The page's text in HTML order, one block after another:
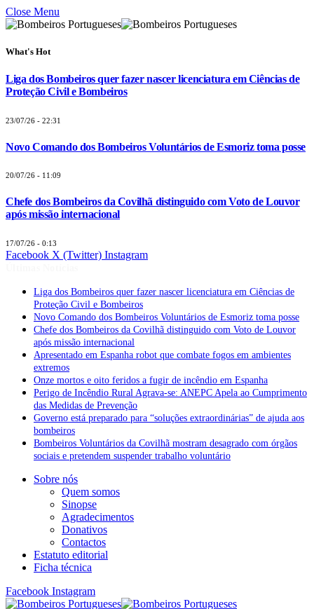
Close Menu
What's Hot
Liga dos Bombeiros quer fazer nascer licenciatura em Ciências de
Proteção Civil e Bombeiros
23/07/26 - 22:31
Novo Comando dos Bombeiros Voluntários de Esmoriz toma posse
20/07/26 - 11:09
Chefe dos Bombeiros da Covilhã distinguido com Voto de Louvor
após missão internacional
17/07/26 - 0:13
Facebook X (Twitter) Instagram
Liga dos Bombeiros quer fazer nascer licenciatura em Ciências de
Proteção Civil e Bombeiros
Novo Comando dos Bombeiros Voluntários de Esmoriz toma posse
Chefe dos Bombeiros da Covilhã distinguido com Voto de Louvor
após missão internacional
Apresentado em Espanha robot que combate fogos em ambientes
extremos
Onze mortos e oito feridos a fugir de incêndio em Espanha
Perigo de Incêndio Rural Agrava-se: ANEPC Apela ao Cumprimento
das Medidas de Prevenção
Governo está preparado para “soluções extraordinárias” de ajuda aos
bombeiros
Bombeiros Voluntários da Covilhã mostram desagrado com órgãos
sociais e pretendem suspender trabalho voluntário
Sobre nós
Quem somos
Sinopse
Agradecimentos
Donativos
Contactos
Estatuto editorial
Ficha técnica
Facebook Instagram